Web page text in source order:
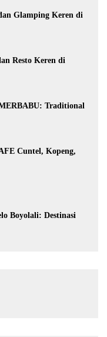
Glamping Keren di
Resto Keren di
Traditional
Cuntel, Kopeng,
Boyolali: Destinasi